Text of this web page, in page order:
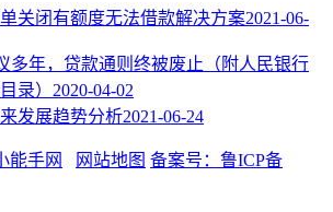
关闭有额度无法借款解决方案2021-06-
多年，贷款通则终被废止（附人民银行
录） 2020-04-02
发展趋势分析2021-06-24
能手网 网站地图 备案号：鲁ICP备